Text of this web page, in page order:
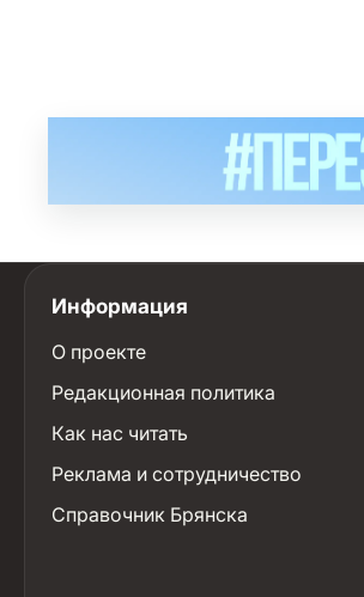
Информация
О проекте
Редакционная политика
Как нас читать
Реклама и сотрудничество
Справочник Брянска